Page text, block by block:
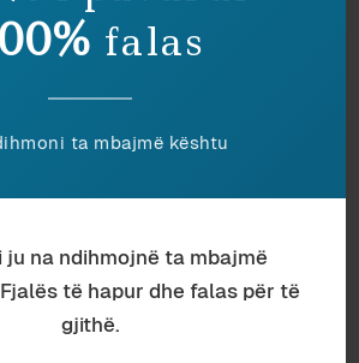
falas
ta mbajmë kështu
ju na ndihmojnë ta mbajmë
të hapur dhe falas për të
gjithë.